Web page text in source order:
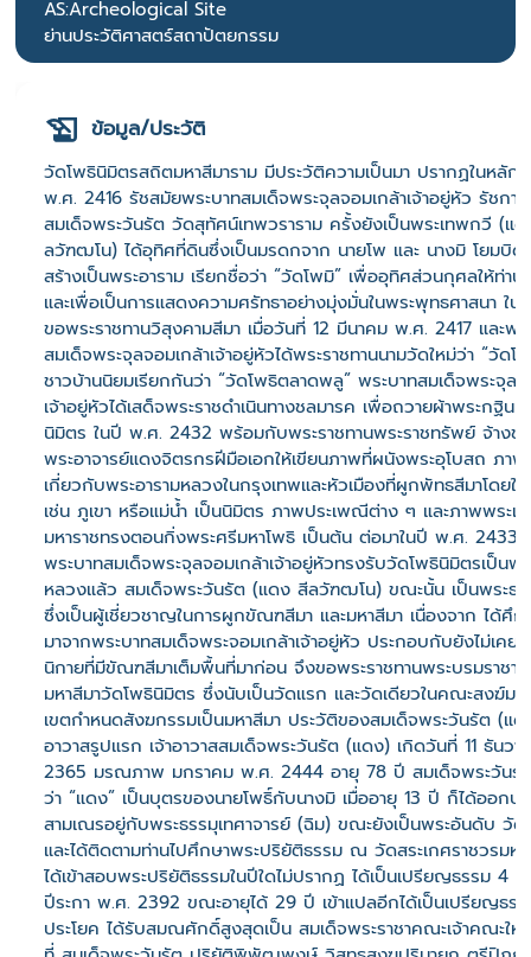
AS:Archeological Site
ย่านประวัติศาสตร์สถาปัตยกรรม
ข้อมูล/ประวัติ
วัดโพธินิมิตรสถิตมหาสีมาราม มีประวัติความเป็นมา ปรากฏในหลัก
พ.ศ. 2416 รัชสมัยพระบาทสมเด็จพระจุลจอมเกล้าเจ้าอยู่หัว รัชกา
สมเด็จพระวันรัต วัดสุทัศน์เทพวราราม ครั้งยังเป็นพระเทพกวี (แ
ลวัฑฒโน) ได้อุทิศที่ดินซึ่งเป็นมรดกจาก นายโพ และ นางมิ โยมบิด
สร้างเป็นพระอาราม เรียกชื่อว่า “วัดโพมิ” เพื่ออุทิศส่วนกุศลให้ท่า
และเพื่อเป็นการแสดงความศรัทธาอย่างมุ่งมั่นในพระพุทธศาสนา ใน
ขอพระราชทานวิสุงคามสีมา เมื่อวันที่ 12 มีนาคม พ.ศ. 2417 และพร
สมเด็จพระจุลจอมเกล้าเจ้าอยู่หัวได้พระราชทานนามวัดใหม่ว่า “วัดโ
ชาวบ้านนิยมเรียกกันว่า “วัดโพธิตลาดพลู” พระบาทสมเด็จพระจุลจ
เจ้าอยู่หัวได้เสด็จพระราชดำเนินทางชลมารค เพื่อถวายผ้าพระกฐิน
นิมิตร ในปี พ.ศ. 2432 พร้อมกับพระราชทานพระราชทรัพย์ จ้างช่า
พระอาจารย์แดงจิตรกรฝีมือเอกให้เขียนภาพที่ผนังพระอุโบสถ ภาพ
เกี่ยวกับพระอารามหลวงในกรุงเทพและหัวเมืองที่ผูกพัทธสีมาโดยใ
เช่น ภูเขา หรือแม่น้ำ เป็นนิมิตร ภาพประเพณีต่าง ๆ และภาพพระเจ้
มหาราชทรงตอนกิ่งพระศรีมหาโพธิ เป็นต้น ต่อมาในปี พ.ศ. 2433
พระบาทสมเด็จพระจุลจอมเกล้าเจ้าอยู่หัวทรงรับวัดโพธินิมิตรเป็นพร
หลวงแล้ว สมเด็จพระวันรัต (แดง สีลวัฑฒโน) ขณะนั้น เป็นพระธร
ซึ่งเป็นผู้เชี่ยวชาญในการผูกขัณฑสีมา และมหาสีมา เนื่องจาก ได้ศึ
มาจากพระบาทสมเด็จพระจอมเกล้าเจ้าอยู่หัว ประกอบกับยังไม่เคย
นิกายที่มีขัณฑสีมาเต็มพื้นที่มาก่อน จึงขอพระราชทานพระบรมราช
มหาสีมาวัดโพธินิมิตร ซึ่งนับเป็นวัดแรก และวัดเดียวในคณะสงฆ์มห
เขตกำหนดสังฆกรรมเป็นมหาสีมา ประวัติของสมเด็จพระวันรัต (แด
อาวาสรูปแรก เจ้าอาวาสสมเด็จพระวันรัต (แดง) เกิดวันที่ 11 ธันว
2365 มรณภาพ มกราคม พ.ศ. 2444 อายุ 78 ปี สมเด็จพระวันรัต
ว่า “แดง” เป็นบุตรของนายโพธิ์กับนางมิ เมื่ออายุ 13 ปี ก็ได้ออกบ
สามเณรอยู่กับพระธรรมุเทศาจารย์ (ฉิม) ขณะยังเป็นพระอันดับ วัด
และได้ติดตามท่านไปศึกษาพระปริยัติธรรม ณ วัดสระเกศราชวรมห
ได้เข้าสอบพระปริยัติธรรมในปีใดไม่ปรากฏ ได้เป็นเปรียญธรรม 4
ปีระกา พ.ศ. 2392 ขณะอายุได้ 29 ปี เข้าแปลอีกได้เป็นเปรียญธร
ประโยค ได้รับสมณศักดิ์สูงสุดเป็น สมเด็จพระราชาคณะเจ้าคณะให